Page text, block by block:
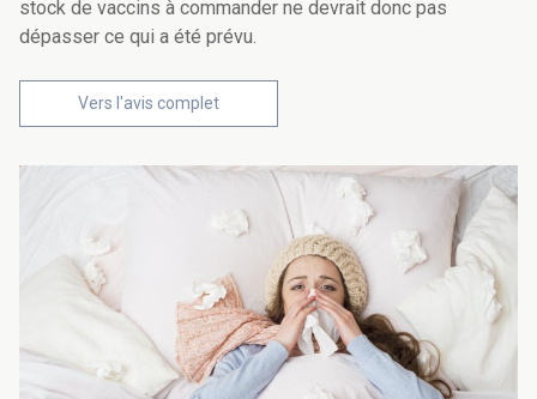
stock de vaccins à commander ne devrait donc pas
dépasser ce qui a été prévu.
Vers l'avis complet